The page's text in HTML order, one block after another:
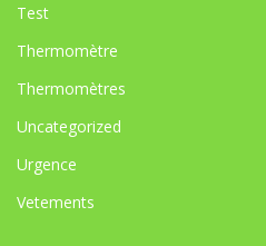
Test
Thermomètre
Thermomètres
Uncategorized
Urgence
Vetements